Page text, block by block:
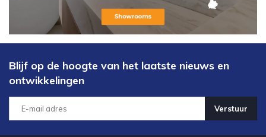
Blijf op de hoogte van het laatste nieuws en
ontwikkelingen
Verstuur